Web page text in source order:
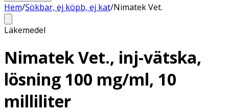
Hem/Sökbar, ej köpb, ej kat/Nimatek Vet.
Läkemedel
Nimatek Vet., inj-vätska,
lösning 100 mg/ml, 10
milliliter